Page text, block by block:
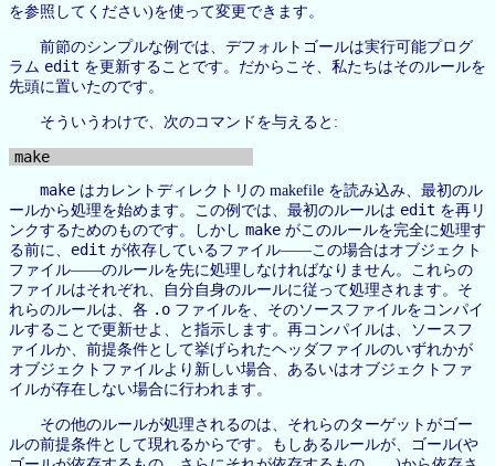
を参照してください)を使って変更できます。
前節のシンプルな例では、デフォルトゴールは実行可能プログ
ラム edit を更新することです。だからこそ、私たちはそのルールを
先頭に置いたのです。
そういうわけで、次のコマンドを与えると:
make はカレントディレクトリの makefile を読み込み、最初のル
ールから処理を始めます。この例では、最初のルールは edit を再リ
ンクするためのものです。しかし make がこのルールを完全に処理す
る前に、 edit が依存しているファイル——この場合はオブジェクト
ファイル——のルールを先に処理しなければなりません。これらの
ファイルはそれぞれ、自分自身のルールに従って処理されます。そ
れらのルールは、各 .o ファイルを、そのソースファイルをコンパイ
ルすることで更新せよ、と指示します。再コンパイルは、ソースフ
ァイルか、前提条件として挙げられたヘッダファイルのいずれかが
オブジェクトファイルより新しい場合、あるいはオブジェクトファ
イルが存在しない場合に行われます。
その他のルールが処理されるのは、それらのターゲットがゴー
ルの前提条件として現れるからです。もしあるルールが、ゴール(や